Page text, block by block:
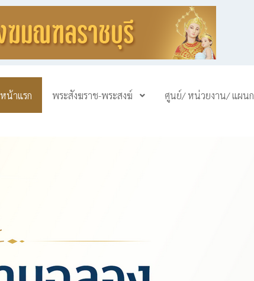
หน้าแรก พระสังฆราช-พระสงฆ์ ศูนย์/ หน่วยงาน/ แผนก